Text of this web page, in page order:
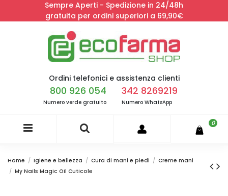
Sempre Aperti - Spedizione in 24/48h
gratuita per ordini superiori a 69,90€
Ordini telefonici e assistenza clienti
800 926 054
Numero verde gratuito
342 8269219
Numero WhatsApp
0
Home Igiene e bellezza Cura di mani e piedi
Creme mani
My Nails Magic Oil Cuticole